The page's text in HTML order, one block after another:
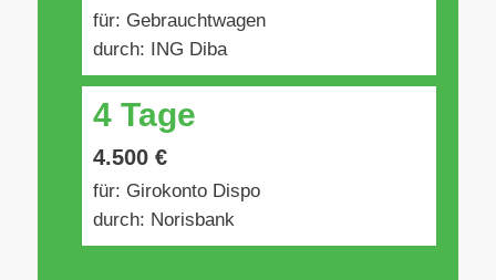
für: Gebrauchtwagen
durch: ING Diba
4 Tage
4.500 €
für: Girokonto Dispo
durch: Norisbank